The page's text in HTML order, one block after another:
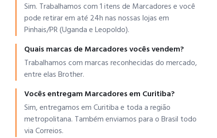
Sim. Trabalhamos com 1 itens de Marcadores e você
pode retirar em até 24h nas nossas lojas em
Pinhais/PR (Uganda e Leopoldo).
Quais marcas de Marcadores vocês vendem?
Trabalhamos com marcas reconhecidas do mercado,
entre elas Brother.
Vocês entregam Marcadores em Curitiba?
Sim, entregamos em Curitiba e toda a região
metropolitana. Também enviamos para o Brasil todo
via Correios.